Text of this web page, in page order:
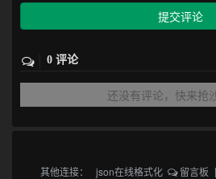
提交评论
0 评论
还没有评论，快来抢
其他连接： json在线格式化 留言板